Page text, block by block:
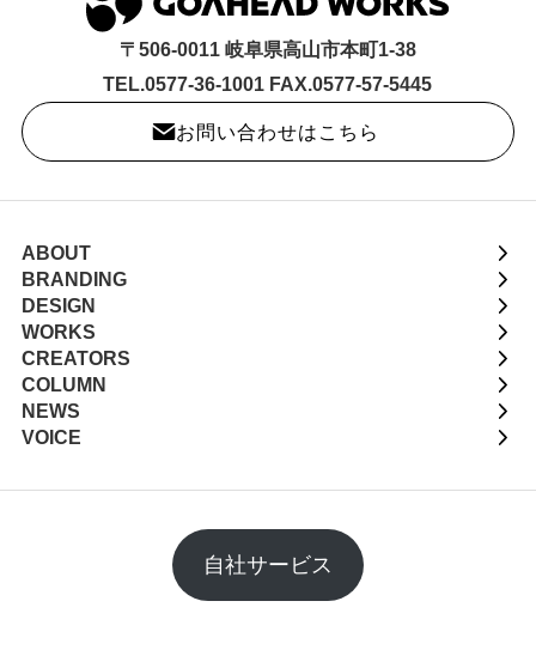
〒506-0011 岐阜県高山市本町1-38
TEL.0577-36-1001 FAX.0577-57-5445
お問い合わせはこちら
ABOUT
BRANDING
DESIGN
WORKS
CREATORS
COLUMN
NEWS
VOICE
自社サービス